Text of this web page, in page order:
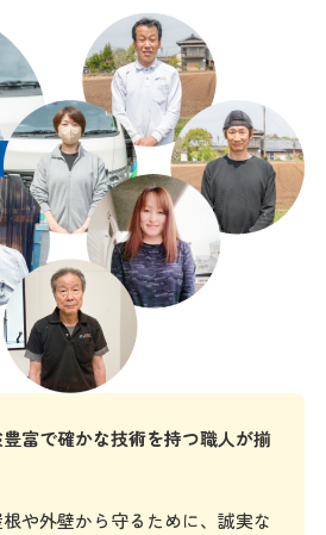
富で確かな技術を持つ職人が揃
や外壁から守るために、誠実な